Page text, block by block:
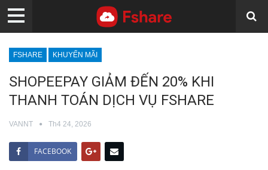
FSHARE KHUYẾN MÃI
SHOPEEPAY GIẢM ĐẾN 20% KHI
THANH TOÁN DỊCH VỤ FSHARE
VANNT Th4 24, 2026
FACEBOOK